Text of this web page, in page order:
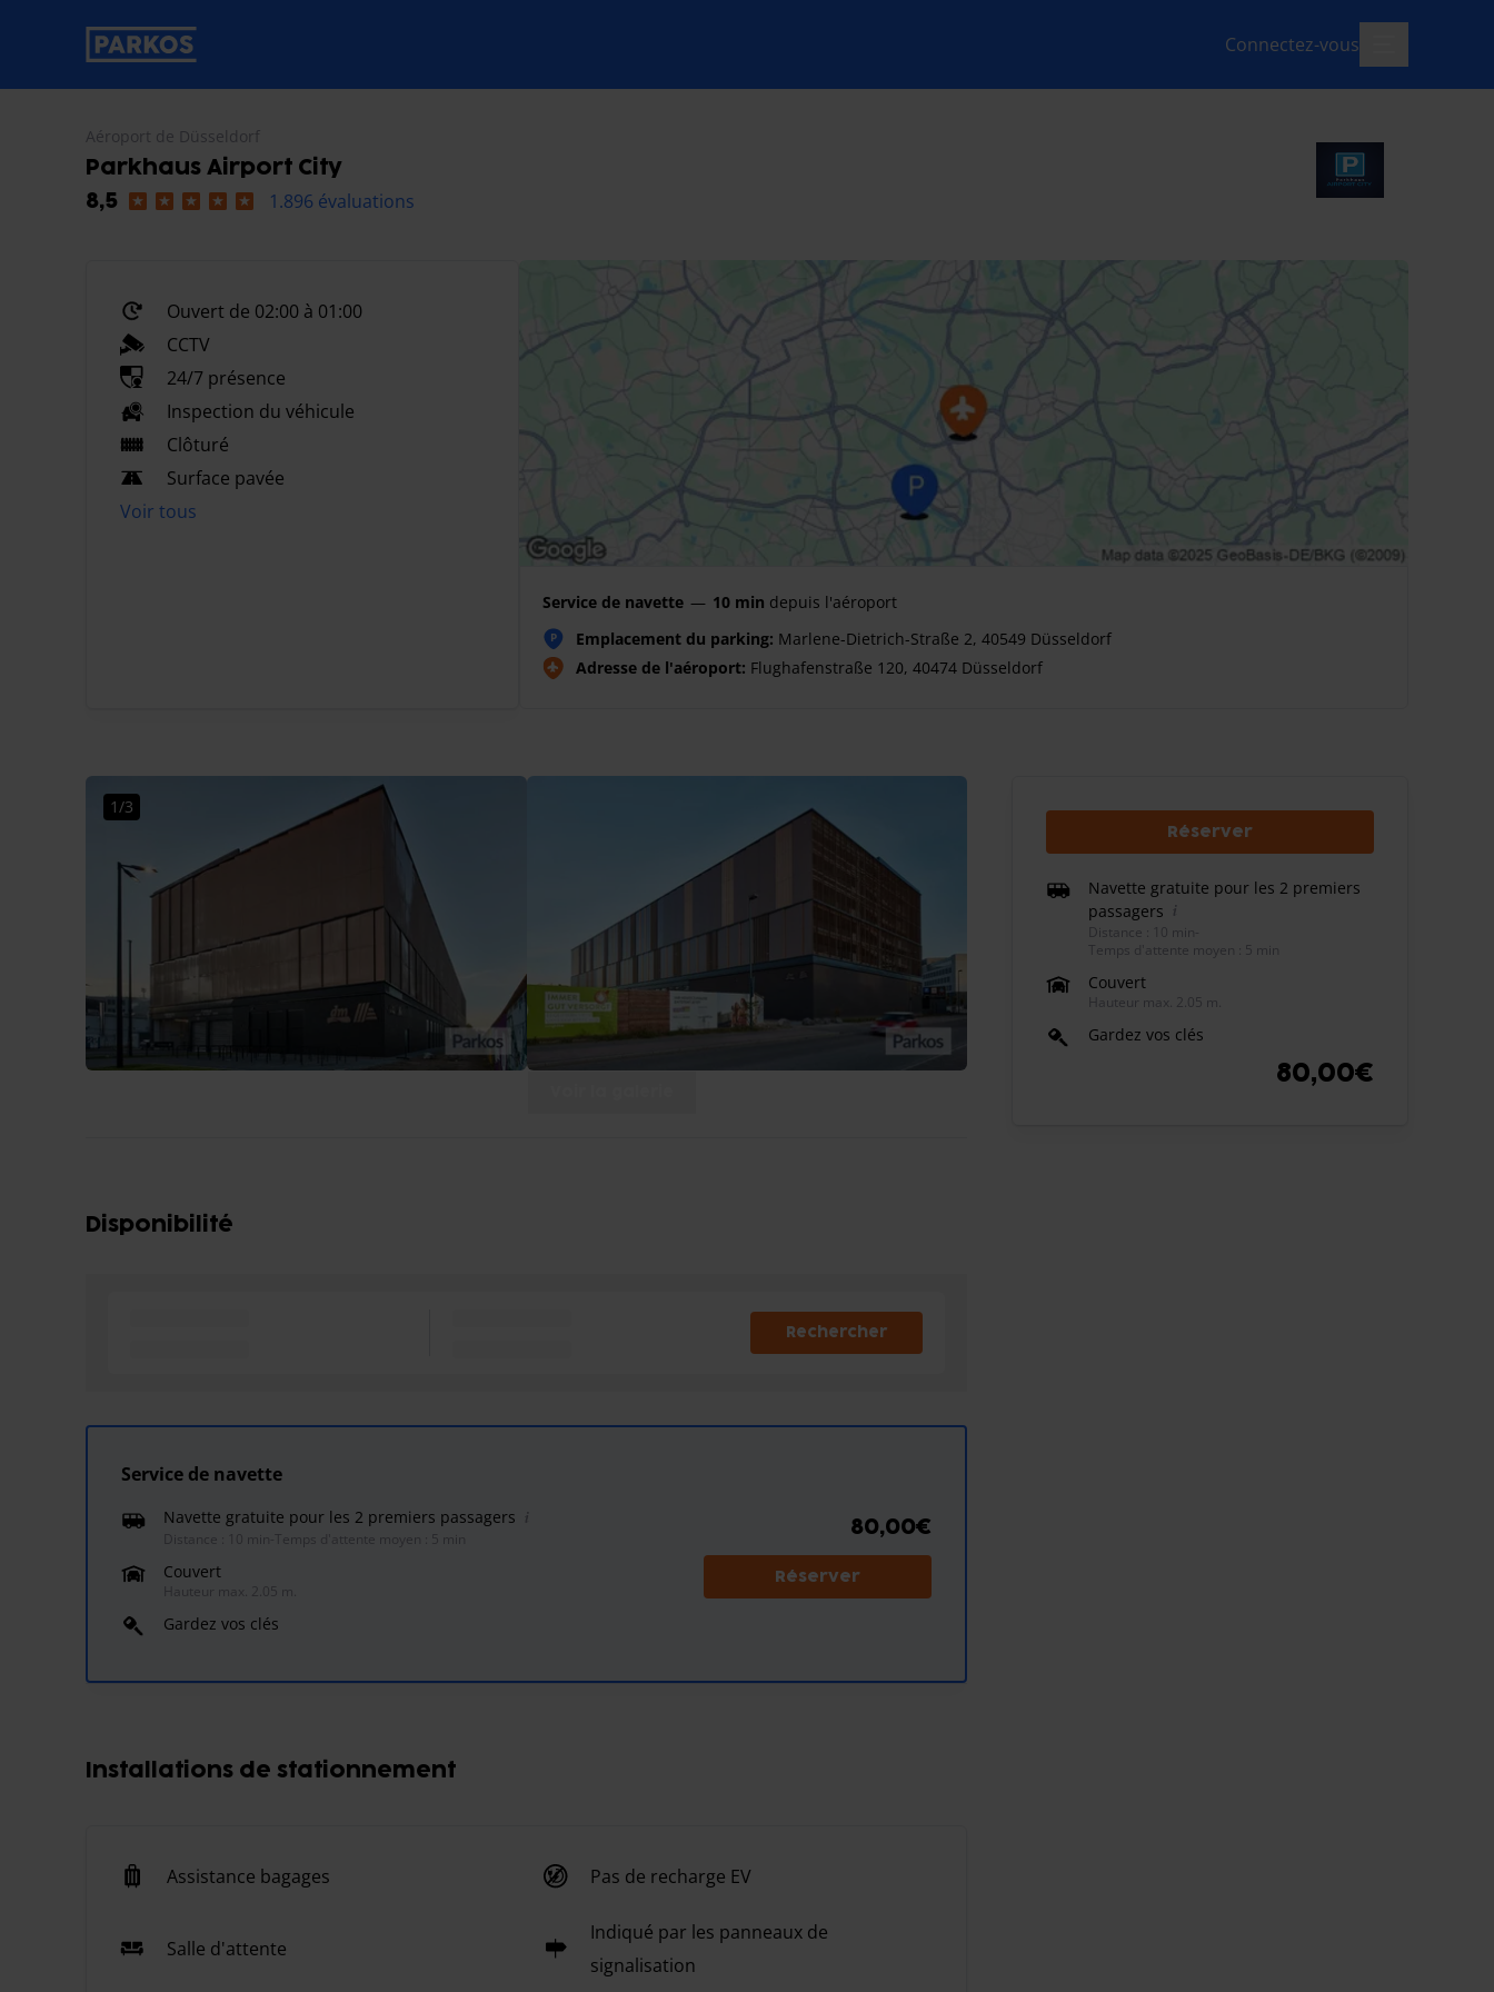
étiquette-de-navigation-principale Connectez-vous
Aéroport de Düsseldorf
Parkhaus Airport City
8,5
1.896 évaluations
Ouvert de 02:00 à 01:00
CCTV
24/7 présence
Inspection du véhicule
Clôturé
Surface pavée
Voir tous
Service de navette — 10 min depuis l'aéroport
P Emplacement du parking: Marlene-Dietrich-Straße 2, 40549 Düsseldorf
Adresse de l'aéroport: Flughafenstraße 120, 40474 Düsseldorf
1/3
Disponibilité
Rechercher
Service de navette
Navette gratuite pour les 2 premiers passagers
Distance : 10 min Temps d'attente moyen : 5 min
Couvert
Hauteur max. 2.05 m.
Gardez vos clés
80,00€
Réserver
Installations de stationnement
Assistance bagages Pas de recharge EV
Salle d'attente
Indiqué par les panneaux de
signalisation
Réserver
Navette gratuite pour les 2 premiers
passagers
Distance : 10 min
Temps d'attente moyen : 5 min
Couvert
Hauteur max. 2.05 m.
Gardez vos clés
80,00€